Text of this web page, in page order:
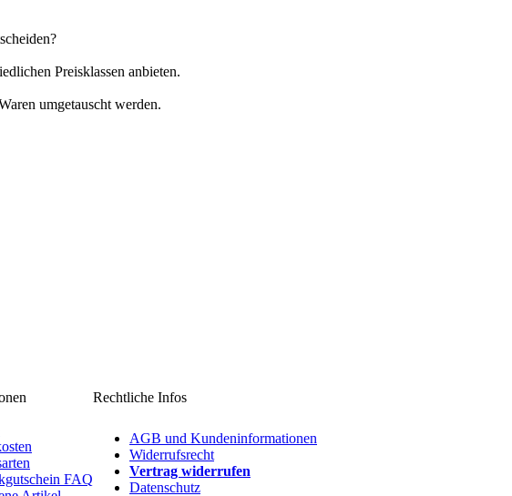
Preisklassen anbieten.
umgetauscht werden.
Rechtliche Infos
FAQ
AGB und Kundeninformationen
Widerrufsrecht
Vertrag widerrufen
Datenschutz